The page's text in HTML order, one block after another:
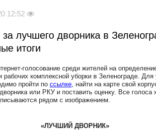
12:52
лучшего дворника в
итоги
голосование среди жителей на
рабочих комплексной уборки в Зеленограде. Для
пройти по ссылке , найти на карте свой
или РКУ и поставить оценку. Все голоса
рядом с изображением.
«ЛУЧШИЙ ДВОРНИК»